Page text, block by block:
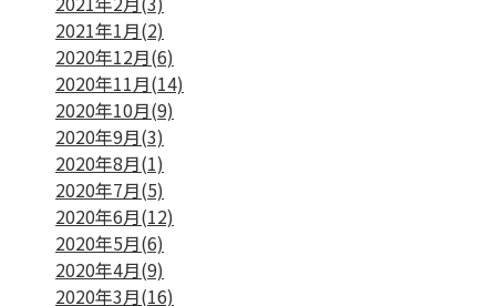
2021年1月(2)
2020年12月(6)
2020年11月(14)
2020年10月(9)
2020年9月(3)
2020年8月(1)
2020年7月(5)
2020年6月(12)
2020年5月(6)
2020年4月(9)
2020年3月(16)